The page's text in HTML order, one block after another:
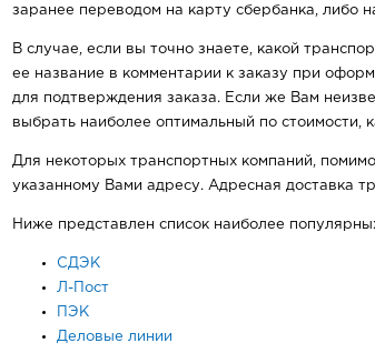
заранее переводом на карту сбербанка, либо
В случае, если вы точно знаете, какой
ее название в комментарии к заказу при
для подтверждения заказа. Если же Вам
выбрать наиболее оптимальный по стоимости,
Для некоторых транспортных компаний,
указанному Вами адресу. Адресная доставка
Ниже представлен список наиболее
СДЭК
Л-Пост
ПЭК
Деловые линии